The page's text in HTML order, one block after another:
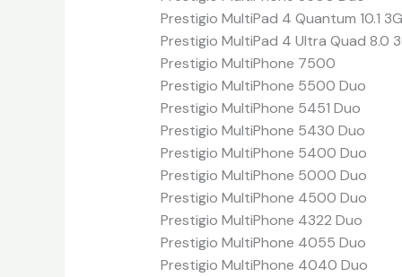
Prestigio MultiPad 4 Quantum 10.1 3G
Prestigio MultiPad 4 Ultra Quad 8.0
Prestigio MultiPhone 7500
Prestigio MultiPhone 5500 Duo
Prestigio MultiPhone 5451 Duo
Prestigio MultiPhone 5430 Duo
Prestigio MultiPhone 5400 Duo
Prestigio MultiPhone 5000 Duo
Prestigio MultiPhone 4500 Duo
Prestigio MultiPhone 4322 Duo
Prestigio MultiPhone 4055 Duo
Prestigio MultiPhone 4040 Duo